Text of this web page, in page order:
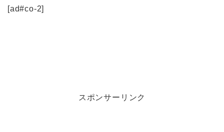
[ad#co-2]
スポンサーリンク